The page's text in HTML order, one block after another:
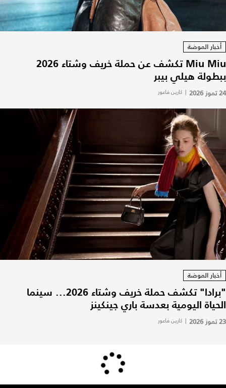
أخبار الموضة
Miu Miu تكشف عن حملة خريف وشتاء 2026
ببطولة هيلي بيبر
24 تموز 2026 | كارين فاعور
أخبار الموضة
"برادا" تكشف حملة خريف وشتاء 2026... سينما
الحياة اليومية بعدسة باري جينكينز
23 تموز 2026 | كارين فاعور